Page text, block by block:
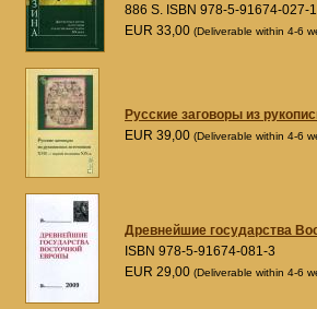
886 S. ISBN 978-5-91674-027-1
EUR 33,00 (Deliverable within 4-6
Русские заговоры из
EUR 39,00 (Deliverable within 4-6
Древнейшие государства
ISBN 978-5-91674-081-3
EUR 29,00 (Deliverable within 4-6